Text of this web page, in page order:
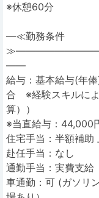
※休憩60分
―≪勤務条件
――
給与：基本給与(年
合 ※経験スキルに
算））
※当直給与：44,000
住宅手当：半額補助
赴任手当：なし
通勤手当：実費支
車通勤：可 (ガソリ